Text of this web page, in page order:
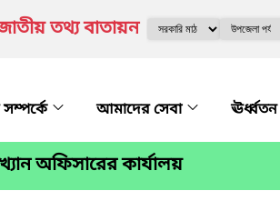
তথ্য বাতায়ন
আমাদের সেবা
অফিসারের কার্যালয়